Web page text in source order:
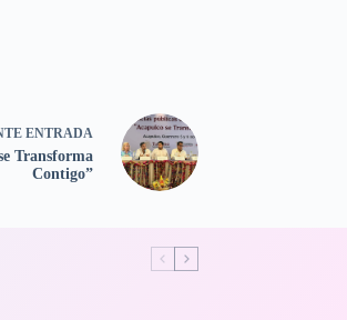
ENTRADA
Transforma
Contigo”